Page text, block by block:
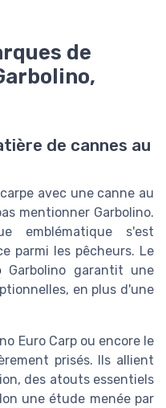
de
de cannes au
avec une canne au
mentionner Garbolino.
emblématique s'est
parmi les pêcheurs. Le
Garbolino garantit une
en plus d'une
Euro Carp ou encore le
prisés. Ils allient
des atouts essentiels
une étude menée par